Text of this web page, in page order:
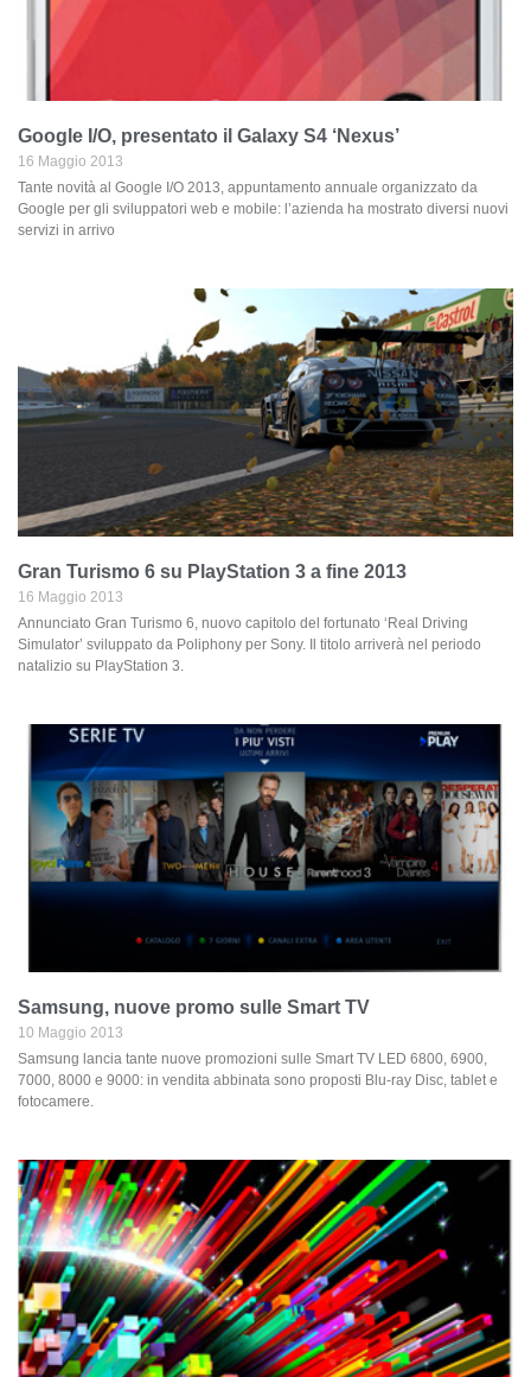
Google I/O, presentato il Galaxy S4 ‘Nexus’
16 Maggio 2013
Tante novità al Google I/O 2013, appuntamento annuale organizzato da
Google per gli sviluppatori web e mobile: l’azienda ha mostrato diversi nuovi
servizi in arrivo
Gran Turismo 6 su PlayStation 3 a fine 2013
16 Maggio 2013
Annunciato Gran Turismo 6, nuovo capitolo del fortunato ‘Real Driving
Simulator’ sviluppato da Poliphony per Sony. Il titolo arriverà nel periodo
natalizio su PlayStation 3.
Samsung, nuove promo sulle Smart TV
10 Maggio 2013
Samsung lancia tante nuove promozioni sulle Smart TV LED 6800, 6900,
7000, 8000 e 9000: in vendita abbinata sono proposti Blu-ray Disc, tablet e
fotocamere.